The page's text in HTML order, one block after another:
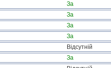
За
За
За
За
Відсутній
За